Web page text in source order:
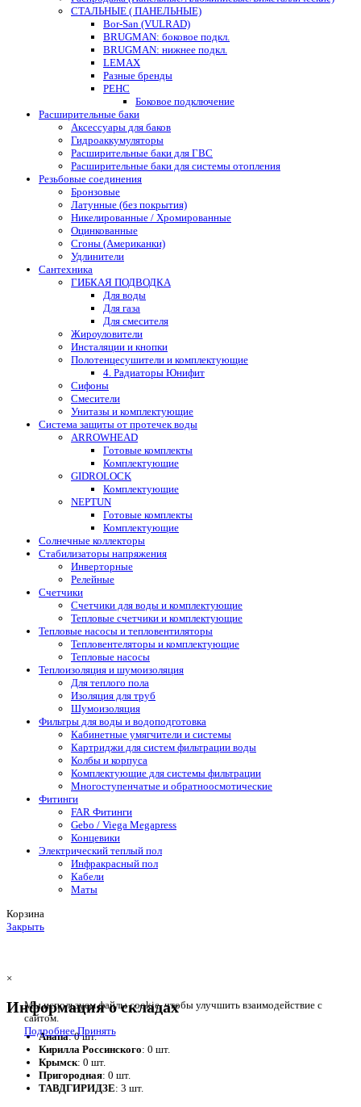
СТАЛЬНЫЕ ( ПАНЕЛЬНЫЕ)
Bor-San (VULRAD)
BRUGMAN: боковое подкл.
BRUGMAN: нижнее подкл.
LEMAX
Разные бренды
РЕНС
Боковое подключение
Расширительные баки
Аксессуары для баков
Гидроаккумуляторы
Расширительные баки для ГВС
Расширительные баки для системы отопления
Резьбовые соединения
Бронзовые
Латунные (без покрытия)
Никелированные / Хромированные
Оцинкованные
Сгоны (Американки)
Удлинители
Сантехника
ГИБКАЯ ПОДВОДКА
Для воды
Для газа
Для смесителя
Жироуловители
Инсталяции и кнопки
Полотенцесушители и комплектующие
4. Радиаторы Юнифит
Сифоны
Смесители
Унитазы и комплектующие
Система защиты от протечек воды
ARROWHEAD
Готовые комплекты
Комплектующие
GIDROLOCK
Комплектующие
NEPTUN
Готовые комплекты
Комплектующие
Солнечные коллекторы
Стабилизаторы напряжения
Инверторные
Релейные
Счетчики
Счетчики для воды и комплектующие
Тепловые счетчики и комплектующие
Тепловые насосы и тепловентиляторы
Тепловентеляторы и комплектующие
Тепловые насосы
Теплоизоляция и шумоизоляция
Для теплого пола
Изоляция для труб
Шумоизоляция
Фильтры для воды и водоподготовка
Кабинетные умягчители и системы
Картриджи для систем фильтрации воды
Колбы и корпуса
Комплектующие для системы фильтрации
Многоступенчатые и обратноосмотические
Фитинги
FAR Фитинги
Gebo / Viega Megapress
Концевики
Электрический теплый пол
Инфракрасный пол
Кабели
Маты
Корзина
Закрыть
Мы используем файлы cookie, чтобы улучшить взаимодействие с
сайтом.
ПодробнееПринять
×
Информация о складах
Анапа: 0 шт.
Кирилла Россинского: 0 шт.
Крымск: 0 шт.
Пригородная: 0 шт.
ТАВДГИРИДЗЕ: 3 шт.